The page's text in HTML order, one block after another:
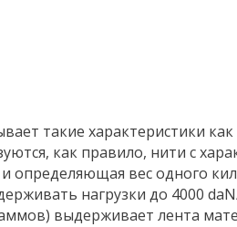
такие характеристики
как правило, нити с
определяющая вес одного
нагрузки до 4000
выдерживает лента